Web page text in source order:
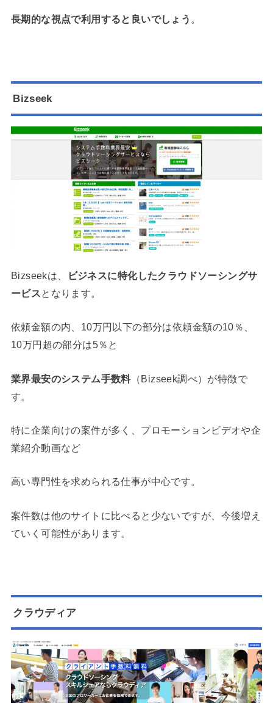
長期的な視点で利用すると良いでしょう 。
Bizseek
Bizseekは、
ビジネスに特化したクラウドソーシングサ
ービスとなります。
依頼金額の内、10万円以下の部分は依頼金額の10％、
10万円超の部分は5％と
業界最安のシステム手数料（Bizseek調べ）が特徴で
す。
特に企業向けの案件が多く、プロモーションビデオや企
業紹介動画など
高い専門性を求められる仕事が中心です。
案件数は他のサイトに比べると少ないですが、今後増え
ていく可能性があります。
クラウディア